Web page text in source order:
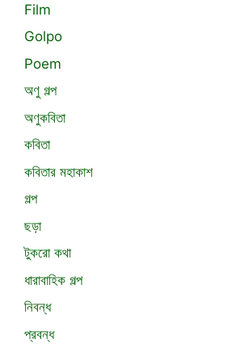
Film
Golpo
Poem
অণু গল্প
অণুকবিতা
কবিতা
কবিতার মহাকাশ
গল্প
ছড়া
টুকরো কথা
ধারাবাহিক গল্প
নিবন্ধ
প্রবন্ধ